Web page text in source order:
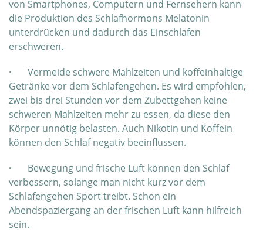
von Smartphones, Computern und Fernsehern kann
die Produktion des Schlafhormons Melatonin
unterdrücken und dadurch das Einschlafen
erschweren.
· Vermeide schwere Mahlzeiten und koffeinhaltige
Getränke vor dem Schlafengehen. Es wird empfohlen,
zwei bis drei Stunden vor dem Zubettgehen keine
schweren Mahlzeiten mehr zu essen, da diese den
Körper unnötig belasten. Auch Nikotin und Koffein
können den Schlaf negativ beeinflussen.
· Bewegung und frische Luft können den Schlaf
verbessern, solange man nicht kurz vor dem
Schlafengehen Sport treibt. Schon ein
Abendspaziergang an der frischen Luft kann hilfreich
sein.